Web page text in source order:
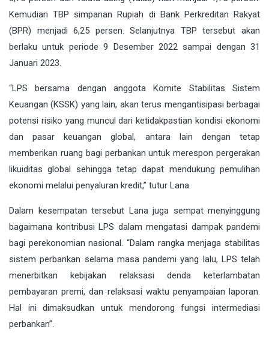
Kemudian TBP simpanan Rupiah di Bank Perkreditan Rakyat
(BPR) menjadi 6,25 persen. Selanjutnya TBP tersebut akan
berlaku untuk periode 9 Desember 2022 sampai dengan 31
Januari 2023.
“LPS bersama dengan anggota Komite Stabilitas Sistem
Keuangan (KSSK) yang lain, akan terus mengantisipasi berbagai
potensi risiko yang muncul dari ketidakpastian kondisi ekonomi
dan pasar keuangan global, antara lain dengan tetap
memberikan ruang bagi perbankan untuk merespon pergerakan
likuiditas global sehingga tetap dapat mendukung pemulihan
ekonomi melalui penyaluran kredit,” tutur Lana.
Dalam kesempatan tersebut Lana juga sempat menyinggung
bagaimana kontribusi LPS dalam mengatasi dampak pandemi
bagi perekonomian nasional. “Dalam rangka menjaga stabilitas
sistem perbankan selama masa pandemi yang lalu, LPS telah
menerbitkan kebijakan relaksasi denda keterlambatan
pembayaran premi, dan relaksasi waktu penyampaian laporan.
Hal ini dimaksudkan untuk mendorong fungsi intermediasi
perbankan”.